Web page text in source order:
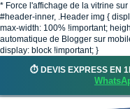
* Force l'affichage de la vitrine
#header-inner, .Header img {
max-width: 100% !important;
automatique de Blogger sur
display: block !important; }
⏱️ DEVIS EXPRESS EN